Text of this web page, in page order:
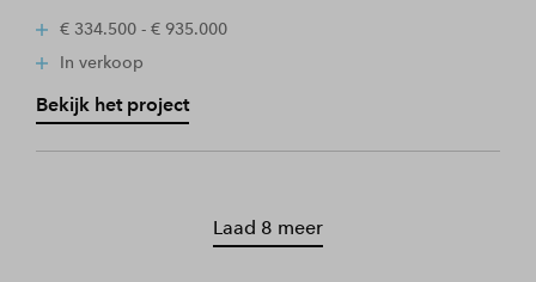
€ 334.500 - € 935.000
In verkoop
Bekijk het project
Laad 8 meer